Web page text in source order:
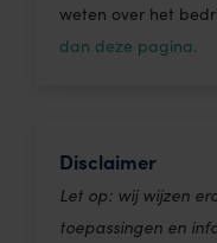
weten over het
dan deze pagina.
Disclaimer
Let op: wij wijzen
toepassingen en